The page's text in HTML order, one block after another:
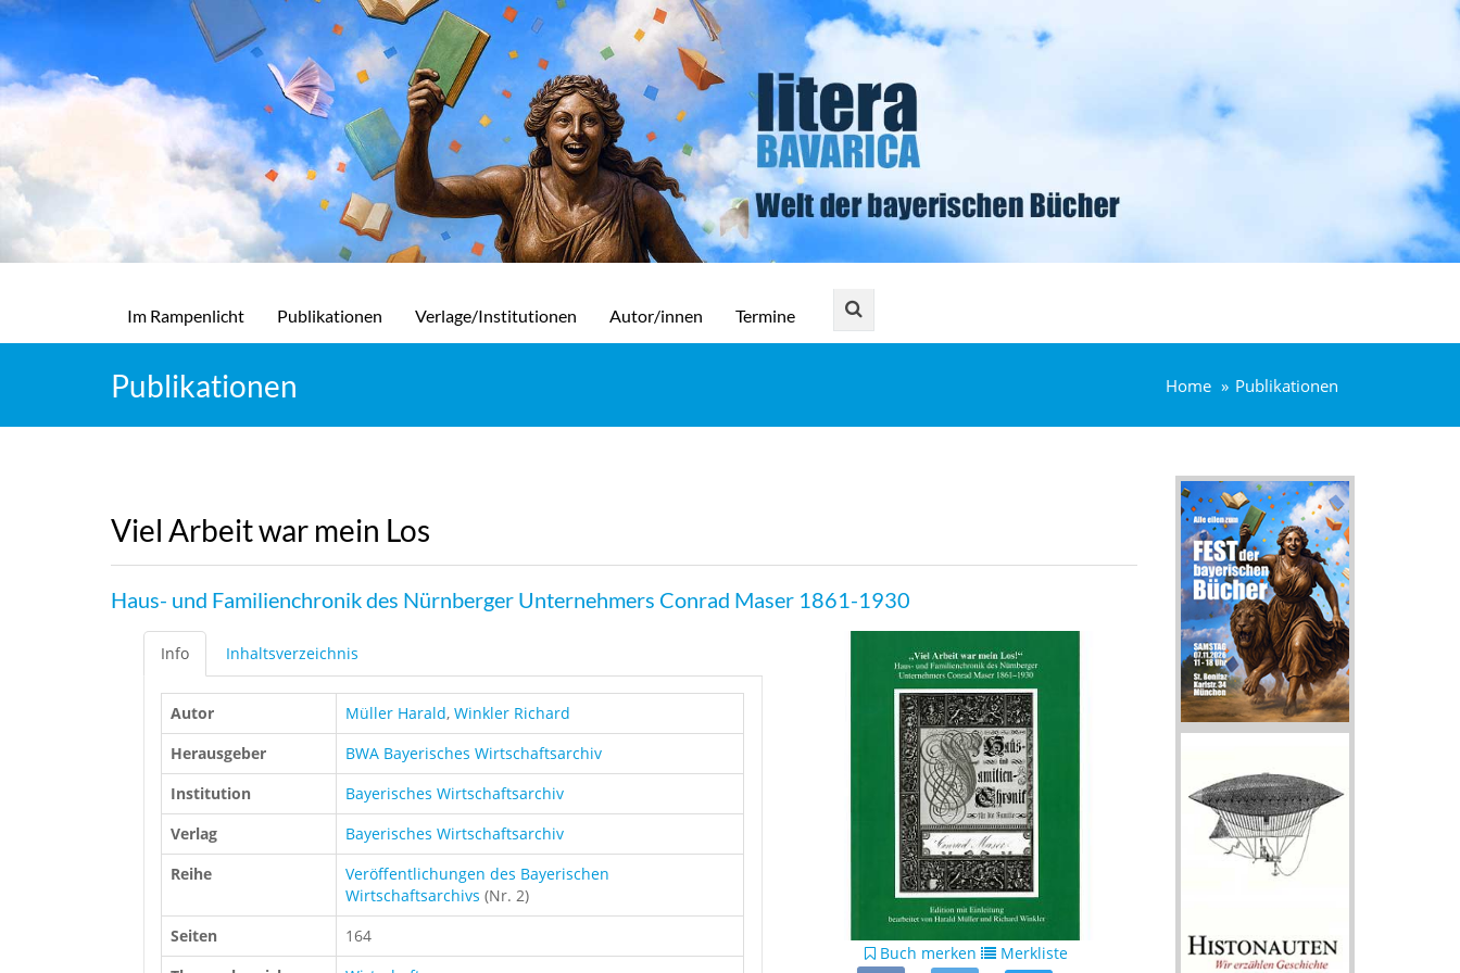
Im Rampenlicht Publikationen Verlage/Institutionen Autor/innen Termine
Publikationen Home Publikationen
Viel Arbeit war mein Los
Haus- und Familienchronik des Nürnberger Unternehmers Conrad Maser 1861-1930
Info Inhaltsverzeichnis
Autor Müller Harald, Winkler Richard
Herausgeber
BWA Bayerisches Wirtschaftsarchiv
Institution
Bayerisches Wirtschaftsarchiv
Verlag
Bayerisches Wirtschaftsarchiv
Reihe
Veröffentlichungen des Bayerischen
Wirtschaftsarchivs (Nr. 2)
Seiten
164
Buch merken Merkliste